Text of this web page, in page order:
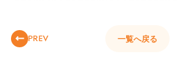
PREV 一覧へ戻る